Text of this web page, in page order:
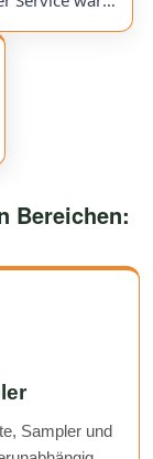
and the
reliable.
Bereichen:
Sampler und